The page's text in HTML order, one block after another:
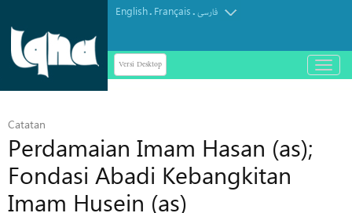
English. Français.فارسی
Versi Desktop
باز
و
Catatan
Perdamaian Imam Hasan (as);
Fondasi Abadi Kebangkitan
Imam Husein (as)